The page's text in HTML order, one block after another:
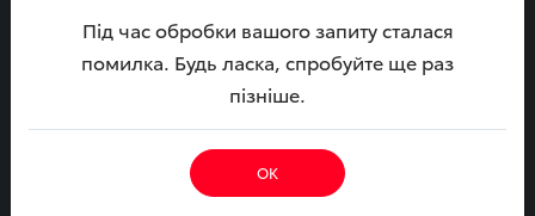
Автомобілі
CAMRY
CAMRY Гібрид
C-HR+
YARIS CROSS Гібрид
Під час обробки вашого запиту сталася
помилка. Будь ласка, спробуйте ще раз
пізніше.
ОК